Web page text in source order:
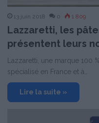
13 juin 2018 0 1 809
Lazzaretti, les
présentent leurs
Lazzaretti, une marque 100
spécialisé en France et à…
Lire la suite »